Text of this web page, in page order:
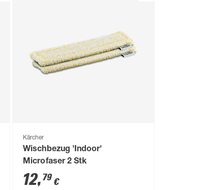
Kärcher
Wischbezug 'Indoor'
Microfaser 2 Stk
12,79 €